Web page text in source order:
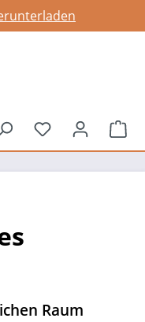
Du hast 0
Raum